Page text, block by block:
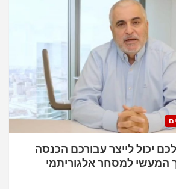
יכול לייצר עבורכם הכנסה
המעשי למסחר אלגוריתמי